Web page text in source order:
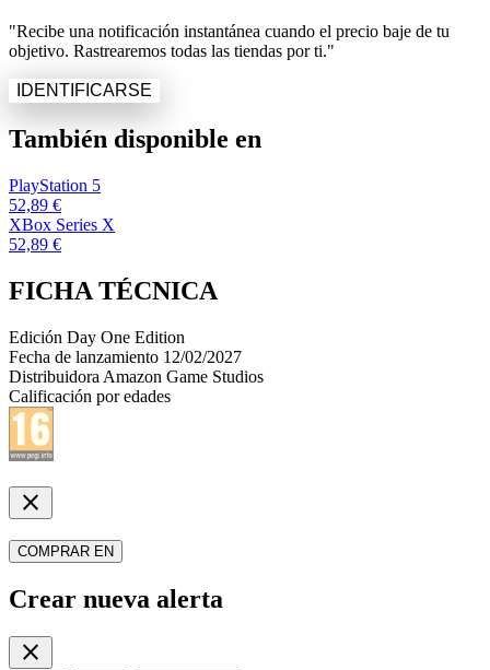
"Recibe una notificación instantánea cuando el precio baje de tu
objetivo. Rastrearemos todas las tiendas por ti."
IDENTIFICARSE
También disponible en
PlayStation 5
52,89 €
XBox Series X
52,89 €
FICHA TÉCNICA
Edición Day One Edition
Fecha de lanzamiento 12/02/2027
Distribuidora Amazon Game Studios
Calificación por edades
close
COMPRAR EN
Crear nueva alerta
close